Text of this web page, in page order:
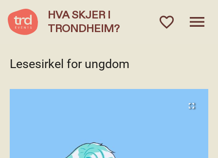
HVA SKJER I
TRONDHEIM?
favorite_outlinedmenu
Lesesirkel for ungdom
fullscreen